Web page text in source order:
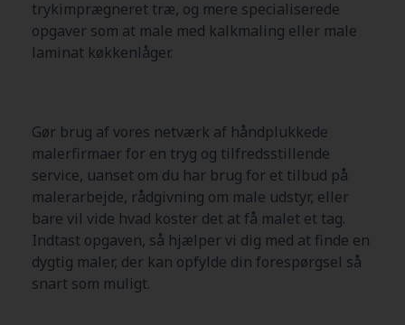
trykimprægneret træ, og mere specialiserede
opgaver som at male med kalkmaling eller male
laminat køkkenlåger.
Gør brug af vores netværk af håndplukkede
malerfirmaer for en tryg og tilfredsstillende
service, uanset om du har brug for et tilbud på
malerarbejde, rådgivning om male udstyr, eller
bare vil vide hvad koster det at få malet et tag.
Indtast opgaven, så hjælper vi dig med at finde en
dygtig maler, der kan opfylde din forespørgsel så
snart som muligt.